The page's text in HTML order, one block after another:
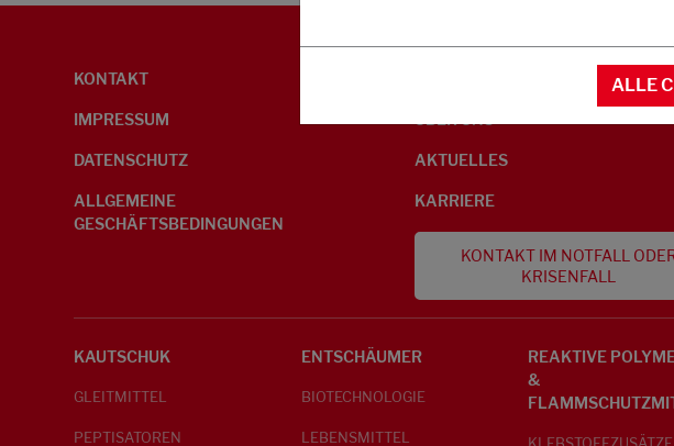
KONTAKT
IMPRESSUM
DATENSCHUTZ
ALLGEMEINE
GESCHÄFTSBEDINGUNGEN
UMWELTINFORMATIONEN
AKTUELLES
KARRIERE
KONTAKT IM NOTFALL
KRISENFALL
KAUTSCHUK
GLEITMITTEL
PEPTISATOREN
ENTSCHÄUMER
BIOTECHNOLOGIE
LEBENSMITTEL
REAKTIVE
&
ALLE